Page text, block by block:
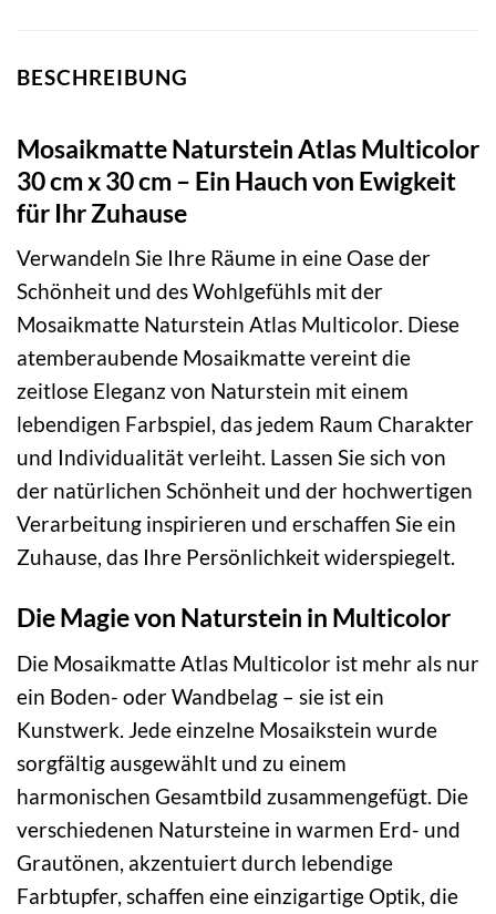
BESCHREIBUNG
Mosaikmatte Naturstein Atlas Multicolor
30 cm x 30 cm – Ein Hauch von Ewigkeit
für Ihr Zuhause
Verwandeln Sie Ihre Räume in eine Oase der
Schönheit und des Wohlgefühls mit der
Mosaikmatte Naturstein Atlas Multicolor. Diese
atemberaubende Mosaikmatte vereint die
zeitlose Eleganz von Naturstein mit einem
lebendigen Farbspiel, das jedem Raum Charakter
und Individualität verleiht. Lassen Sie sich von
der natürlichen Schönheit und der hochwertigen
Verarbeitung inspirieren und erschaffen Sie ein
Zuhause, das Ihre Persönlichkeit widerspiegelt.
Die Magie von Naturstein in Multicolor
Die Mosaikmatte Atlas Multicolor ist mehr als nur
ein Boden- oder Wandbelag – sie ist ein
Kunstwerk. Jede einzelne Mosaikstein wurde
sorgfältig ausgewählt und zu einem
harmonischen Gesamtbild zusammengefügt. Die
verschiedenen Natursteine in warmen Erd- und
Grautönen, akzentuiert durch lebendige
Farbtupfer, schaffen eine einzigartige Optik, die